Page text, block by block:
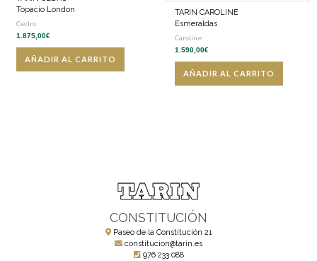
Topacio London
Cedro
1.875,00€
AÑADIR AL CARRITO
TARIN CAROLINE
Esmeraldas
Caroline
1.590,00€
AÑADIR AL CARRITO
CONSTITUCIÓN
Paseo de la Constitución 21
constitucion@tarin.es
976 233 088